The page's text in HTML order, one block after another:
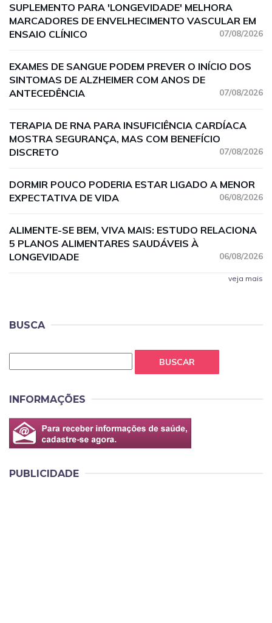
SUPLEMENTO PARA 'LONGEVIDADE' MELHORA
MARCADORES DE ENVELHECIMENTO VASCULAR EM
ENSAIO CLÍNICO
07/08/2026
EXAMES DE SANGUE PODEM PREVER O INÍCIO DOS
SINTOMAS DE ALZHEIMER COM ANOS DE
ANTECEDÊNCIA
07/08/2026
TERAPIA DE RNA PARA INSUFICIÊNCIA CARDÍACA
MOSTRA SEGURANÇA, MAS COM BENEFÍCIO
DISCRETO
07/08/2026
DORMIR POUCO PODERIA ESTAR LIGADO A MENOR
EXPECTATIVA DE VIDA
06/08/2026
ALIMENTE-SE BEM, VIVA MAIS: ESTUDO RELACIONA
5 PLANOS ALIMENTARES SAUDÁVEIS À
LONGEVIDADE
06/08/2026
veja mais
BUSCA
BUSCAR
INFORMAÇÕES
PUBLICIDADE